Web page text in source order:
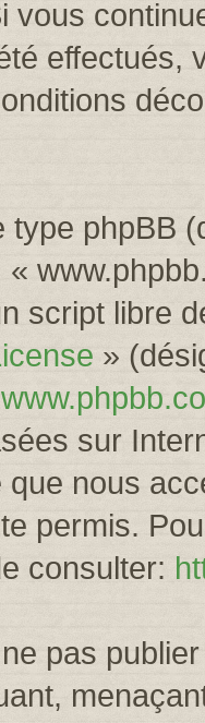
vous
effectués,
type phpBB
script libre
»
sur
nous
permis.
consulter:
pas